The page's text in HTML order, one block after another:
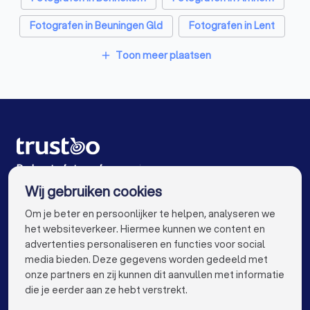
Fotografen in Beuningen Gld
Fotografen in Lent
Fotografen in Ede
Fotografen in Amsterdam
Fotografen in Tilburg
Fotografen in Almere
Fotografen in Breda
Fotografen in Nijmegen
Fotografen in Haarlem
Fotografen in Amersfoort
Fotografen in Apeldoorn
Fotografen in Den Bosch
Fotografen in Maastricht
Fotografen in Leiden
add Toon meer plaatsen
De beste fotografen voor jou
VOOR PARTICULIEREN keyboard_arrow_down
Wij gebruiken cookies
Om je beter en persoonlijker te helpen, analyseren we
het websiteverkeer. Hiermee kunnen we content en
advertenties personaliseren en functies voor social
media bieden. Deze gegevens worden gedeeld met
onze partners en zij kunnen dit aanvullen met informatie
die je eerder aan ze hebt verstrekt.